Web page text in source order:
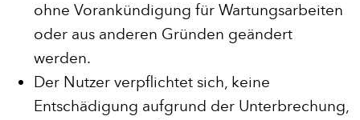
ohne Vorankündigung für Wartungsarbeiten
oder aus anderen Gründen geändert
werden.
Der Nutzer verpflichtet sich, keine
Entschädigung aufgrund der Unterbrechung,